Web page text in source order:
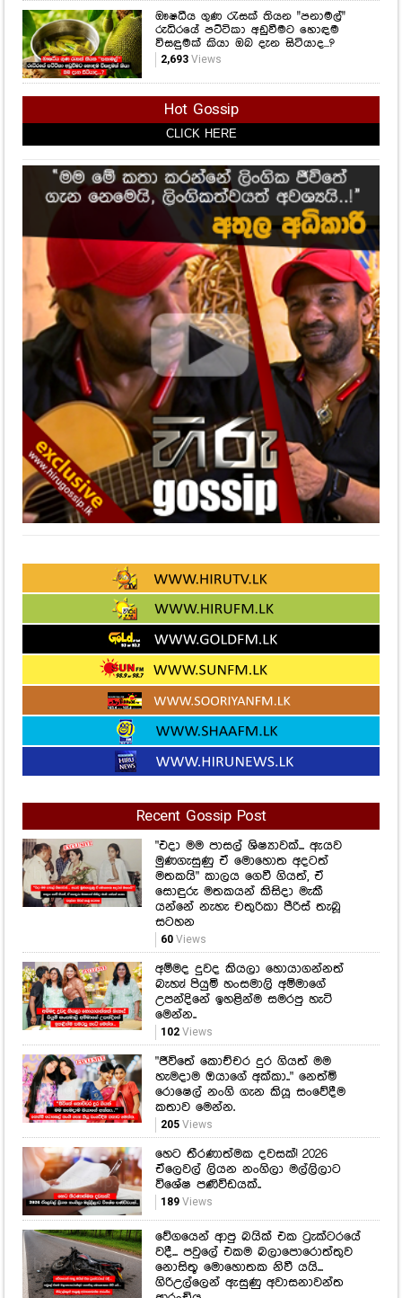
Hot Gossip
CLICK HERE
CLICK HERE
Recent Gossip Post
"එදා මම පාසල් ශිෂ්‍යාවක්... ඇයව
මුණගැසුණු ඒ මොහොත අදටත්
මතකයි" කාලය ගෙවී ගියත්, ඒ
යන්නේ නැහැ චතුරිකා පීරිස් තැබූ
සටහන
60 Views
අම්මද දුවද කියලා හොයාගන්නත්
බැහැ! පියුමි හංසමාලි අම්මාගේ
උපන්දිනේ ඉහළින්ම සමරපු හැටි
මෙන්න..
"ජීවිතේ කොච්චර දුර ගියත් මම
හැමදාම ඔයාගේ අක්කා.." නෙත්මි
රොෂෙල් නංගි ගැන කියූ සංවේදීම
කතාව මෙන්න.
හෙට තීරණාත්මක දවසක්! 2026
ඒලෙවල් ලියන නංගිලා මල්ලිලාට
විශේෂ පණිවිඩයක්..
Views
වේගයෙන් ආපු බයික් එක ට්‍රැක්ටරයේ
වදී... පවුලේ එකම බලාපොරොත්තුව
නොසිතූ මොහොතක නිවී යයි...
ගිරිඋල්ලෙන් ඇසුණු අවාසනාවන්ත
ආරංචිය
ආදරණීය තරුවක් බලන්න ගිය
ශෙරිල් සහ රුවන්ගේ ආදරණීයම
පෙනුම මෙන්න!
194Views